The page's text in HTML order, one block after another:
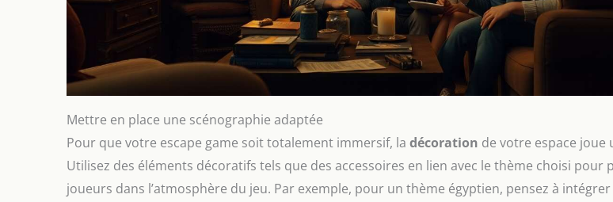
Mettre en place une scénographie adaptée
Pour que votre escape game soit totalement immersif, la décoration de votre espace joue
Utilisez des éléments décoratifs tels que des accessoires en lien avec le thème choisi pour
joueurs dans l’atmosphère du jeu. Par exemple, pour un thème égyptien, pensez à intégrer